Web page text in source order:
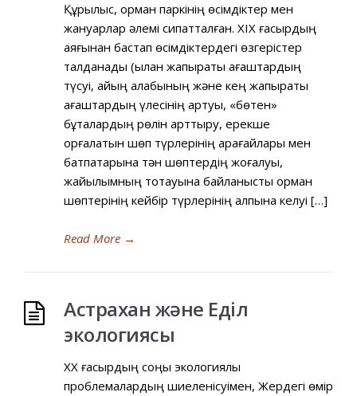
Құрылыс, орман паркінің өсімдіктер мен
жануарлар әлемі сипатталған. XIX ғасырдың
аяғынан бастап өсімдіктердегі өзгерістер
талданады (қылқан жапырақты ағаштардың
түсуі, қайың алқабының және кең жапырақты
ағаштардың үлесінің артуы, «бөтен»
бұталардың рөлін арттыру, ерекше
қорғалатын шөп түрлерінің қарағайлары мен
батпақтарына тән шөптердің жоғалуы,
жайылымның тоқтауына байланысты орман
шөптерінің кейбір түрлерінің қалпына келуі […]
Read More →
Астрахан және Еділ
экологиясы
XX ғасырдың соңы экологиялық
проблемалардың шиеленісуімен, Жердегі өмір